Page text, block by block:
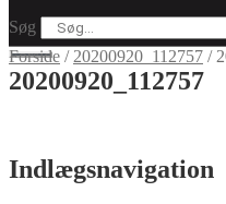
Søg
Forside / 20200920_112757 /
20200920_112757
Indlægsnavigation